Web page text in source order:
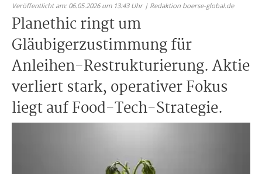
Veröffentlicht am: 06.05.2026 um 13:43 Uhr | Redaktion boerse-global.de
Planethic ringt um
Gläubigerzustimmung für
Anleihen-Restrukturierung. Aktie
verliert stark, operativer Fokus
liegt auf Food-Tech-Strategie.